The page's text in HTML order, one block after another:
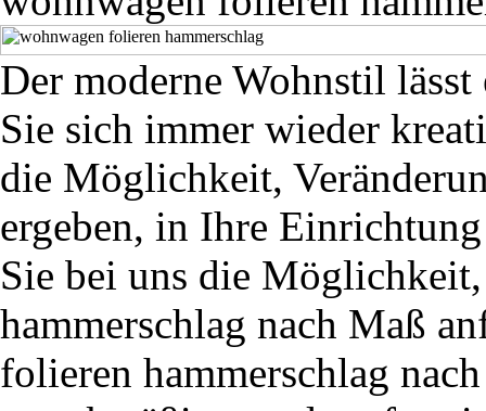
Der moderne Wohnstil
Sie sich immer wieder
die Möglichkeit,
ergeben, in Ihre
Sie bei uns die
hammerschlag nach Maß
folieren hammerschlag